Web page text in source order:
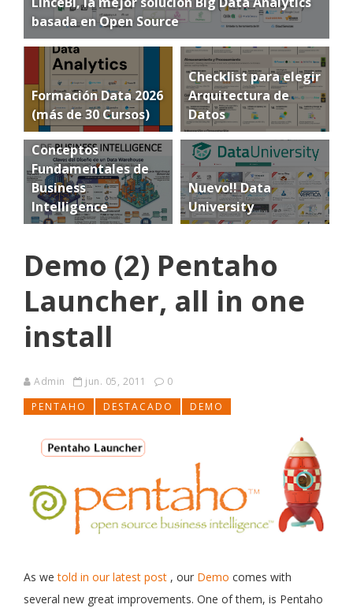
basada en Open Source
Formación Data 2026
(más de 30 Cursos)
Checklist para elegir
Arquitectura de
Datos
Conceptos
Fundamentales de
Business
Intelligence
Nuevo!! Data
University
Demo (2) Pentaho
Launcher, all in one
install
Admin jun. 05, 2011
0
PENTAHO
DESTACADO DEMO
As we told in our latest post , our Demo comes with
several new great improvements. One of them, is Pentaho